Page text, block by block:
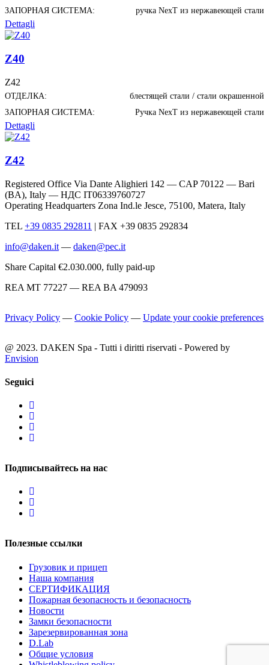
ЗАПОРНАЯ СИСТЕМА:
ручка NexT из нержавеющей стали
Dettagli
Z40
Z42
ОТДЕЛКА:
блестящей стали / стали окрашенной
ЗАПОРНАЯ СИСТЕМА:
Ручка NexT из нержавеющей стали
Dettagli
Z42
Registered Office Via Dante Alighieri 142 — CAP 70122 — Bari
(BA), Italy — НДС IT06339760727
Operating Headquarters Zona Ind.le Jesce, 75100, Matera, Italy
TEL +39 0835 292811 | FAX +39 0835 292834
info@daken.it — daken@pec.it
Share Capital €2.030.000, fully paid-up
REA MT 77227 — REA BA 479093
Privacy Policy — Cookie Policy — Update your cookie preferences
@ 2023. DAKEN Spa - Tutti i diritti riservati - Powered by
Envision
Seguici
Подписывайтесь на нас
Полезные ссылки
Грузовик и прицеп
Наша компания
СЕРТИФИКАЦИЯ
Пожарная безопасность и безопасность
Новости
Замки безопасности
Зарезервированная зона
D.Lab
Общие условия